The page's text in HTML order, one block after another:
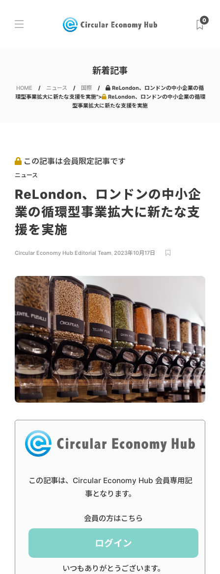
0
新着記事
HOME ニュース 国際
ReLondon、ロンドンの中小企業の循
環型事業拡大に新たな支援を実施">
ReLondon、ロンドンの中小企業の循環
型事業拡大に新たな支援を実施
この記事は会員限定記事です
ニュース
ReLondon、ロンドンの中小企
業の循環型事業拡大に新たな支
援を実施
Circular Economy Hub Editorial Team, 2023年10月17日
この記事は、Circular Economy Hub 会員専用記
事となります。
会員の方はこちら
ログイン
いつもありがとうございます。